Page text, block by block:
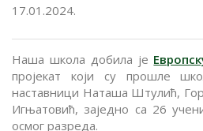
17.01.2024.
Наша школа добила је
пројекат који су прошле
наставници Наташа Штулић,
Игњатовић, заједно са 26
осмог разреда.